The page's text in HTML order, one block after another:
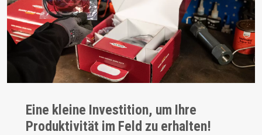
Eine kleine Investition, um Ihre
Produktivität im Feld zu erhalten!